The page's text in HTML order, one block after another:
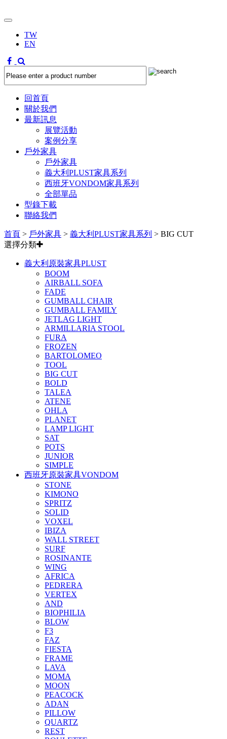
TW
EN
回首頁
關於我們
最新訊息
展覽活動
案例分享
戶外家具
戶外家具
義大利PLUST家具系列
西班牙VONDOM家具系列
全部單品
型錄下載
聯絡我們
首頁 > 戶外家具 > 義大利PLUST家具系列 > BIG CUT
選擇分類
義大利原裝家具PLUST
BOOM
AIRBALL SOFA
FADE
GUMBALL CHAIR
GUMBALL FAMILY
JETLAG LIGHT
ARMILLARIA STOOL
FURA
FROZEN
BARTOLOMEO
TOOL
BIG CUT
BOLD
TALEA
ATENE
OHLA
PLANET
LAMP LIGHT
SAT
POTS
JUNIOR
SIMPLE
西班牙原裝家具VONDOM
STONE
KIMONO
SPRITZ
SOLID
VOXEL
IBIZA
WALL STREET
SURF
ROSINANTE
WING
AFRICA
PEDRERA
VERTEX
AND
BIOPHILIA
BLOW
F3
FAZ
FIESTA
FRAME
LAVA
MOMA
MOON
PEACOCK
ADAN
PILLOW
QUARTZ
REST